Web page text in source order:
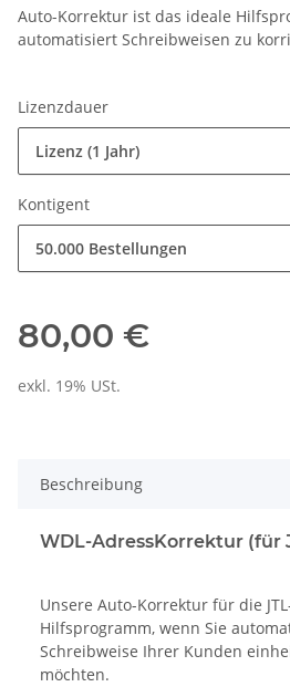
Auto-Korrektur ist das ideale
automatisiert Schreibweisen zu
Lizenzdauer
Lizenz (1 Jahr)
Kontigent
50.000 Bestellungen
80,00 €
exkl. 19% USt.
Beschreibung
WDL-AdressKorrektur (für
Unsere Auto-Korrektur für die
Hilfsprogramm, wenn Sie
Schreibweise Ihrer Kunden
möchten.